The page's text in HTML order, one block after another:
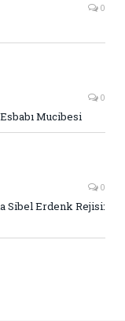
0
0
Mucibesi
0
Sibel Erdenk Rejisi: